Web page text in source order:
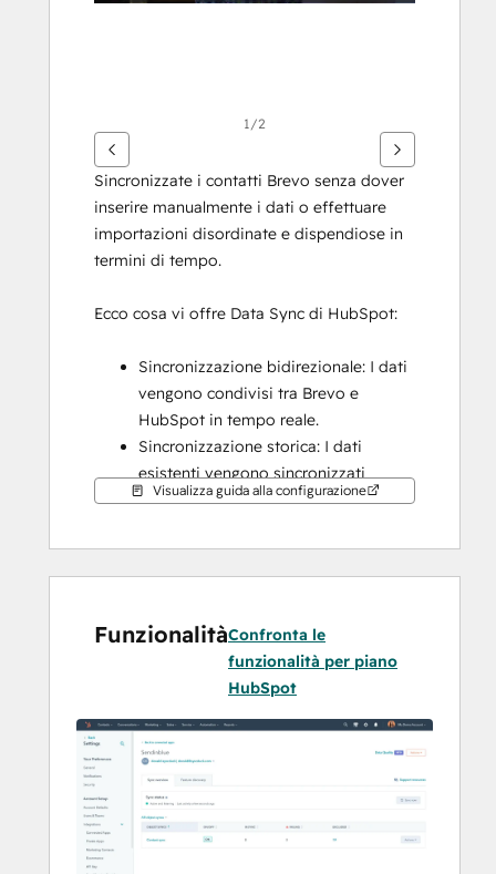
1/2
Sincronizzate i contatti Brevo senza dover
inserire manualmente i dati o effettuare
importazioni disordinate e dispendiose in
termini di tempo.
Ecco cosa vi offre Data Sync di HubSpot:
Sincronizzazione bidirezionale: I dati
vengono condivisi tra Brevo e
HubSpot in tempo reale.
Sincronizzazione storica: I dati
esistenti vengono sincronizzati
subito e gli aggiornamenti vengono
verificano.
Hub Starter per sincronizzare la maggior
parte dei campi!
Visualizza guida alla configurazione
FunzionalitàConfronta le
funzionalità per piano
HubSpot